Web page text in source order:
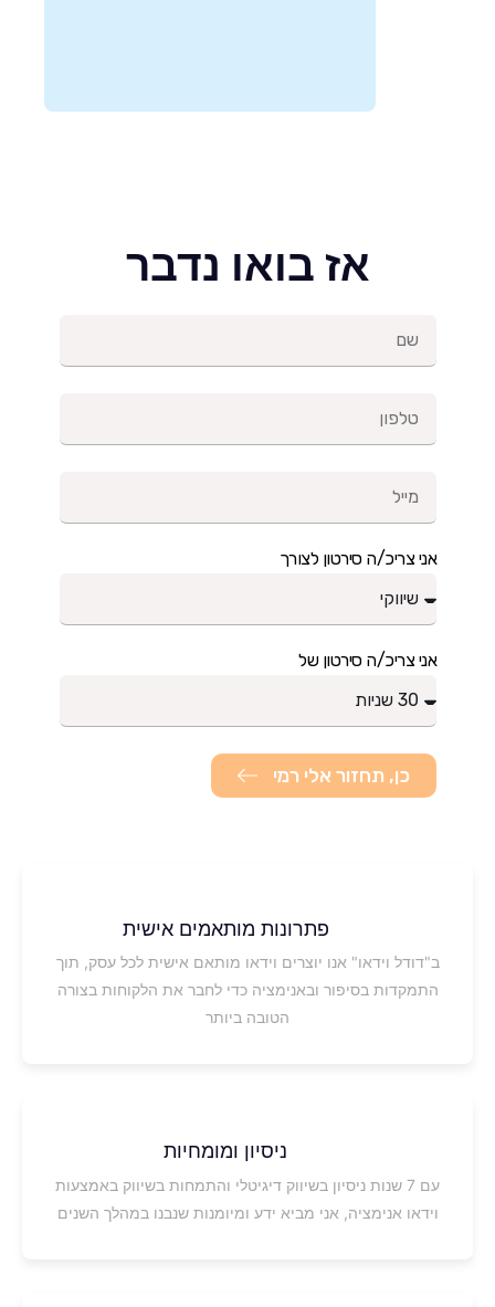
אז בואו נדבר​
אני צריכ/ה סירטון לצורך
אני צריכ/ה סירטון של
כן, תחזור אלי רמי
פתרונות מותאמים אישית
ב"דודל וידאו" אנו יוצרים וידאו מותאם אישית לכל עסק, תוך
התמקדות בסיפור ובאנימציה כדי לחבר את הלקוחות בצורה
הטובה ביותר
ניסיון ומומחיות
עם 7 שנות ניסיון בשיווק דיגיטלי והתמחות בשיווק באמצעות
וידאו אנימציה, אני מביא ידע ומיומנות שנבנו במהלך השנים